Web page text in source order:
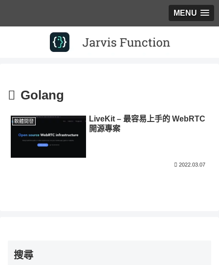
MENU
Golang
軟體開發
LiveKit – 最容易上手的 WebRTC
開源專案
2022.03.07
搜尋